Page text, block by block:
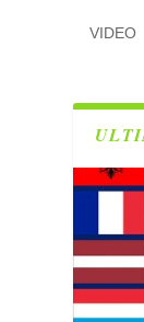
VIDEO